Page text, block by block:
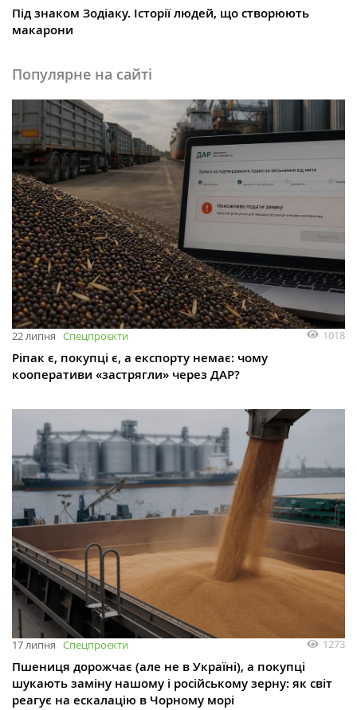
Під знаком Зодіаку. Історії людей, що створюють
макарони
Популярне на сайті
22 липня Спецпроєкти 1018
Ріпак є, покупці є, а експорту немає: чому
кооперативи «застрягли» через ДАР?
17 липня Спецпроєкти 1273
Пшениця дорожчає (але не в Україні), а покупці
шукають заміну нашому і російському зерну: як світ
реагує на ескалацію в Чорному морі